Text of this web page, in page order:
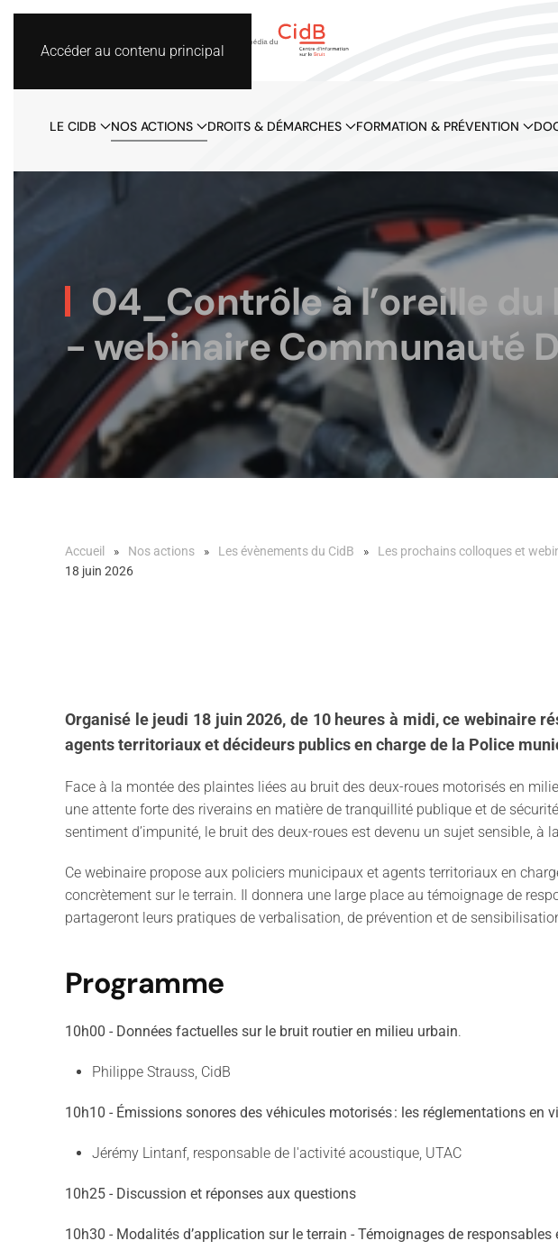
Accéder au contenu principal
LE CIDB NOS ACTIONS DROITS & DÉMARCHES FORMATION & PRÉVENTION
04_Contrôle à l’oreille
- webinaire Communauté
Accueil Nos actions Les évènements du CidB Les prochains colloques et
18 juin 2026
Organisé le jeudi 18 juin 2026, de 10 heures à midi, ce webinaire
agents territoriaux et décideurs publics en charge de la Police
Face à la montée des plaintes liées au bruit des deux-roues motorisés en
une attente forte des riverains en matière de tranquillité publique et de
sentiment d’impunité, le bruit des deux-roues est devenu un sujet sensible,
Ce webinaire propose aux policiers municipaux et agents territoriaux en
concrètement sur le terrain. Il donnera une large place au témoignage de
partageront leurs pratiques de verbalisation, de prévention et de
Programme
10h00 - Données factuelles sur le bruit routier en milieu urbain.
Philippe Strauss, CidB
10h10 - Émissions sonores des véhicules motorisés : les réglementations en
Jérémy Lintanf, responsable de l'activité acoustique, UTAC
10h25 - Discussion et réponses aux questions
10h30 - Modalités d’application sur le terrain - Témoignages de